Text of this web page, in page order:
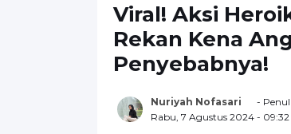
Viral! Aksi
Rekan Kena
Penyebabnya!
Nuriyah Nofasari
-
Rabu, 7 Agustus 2024 - 09:32